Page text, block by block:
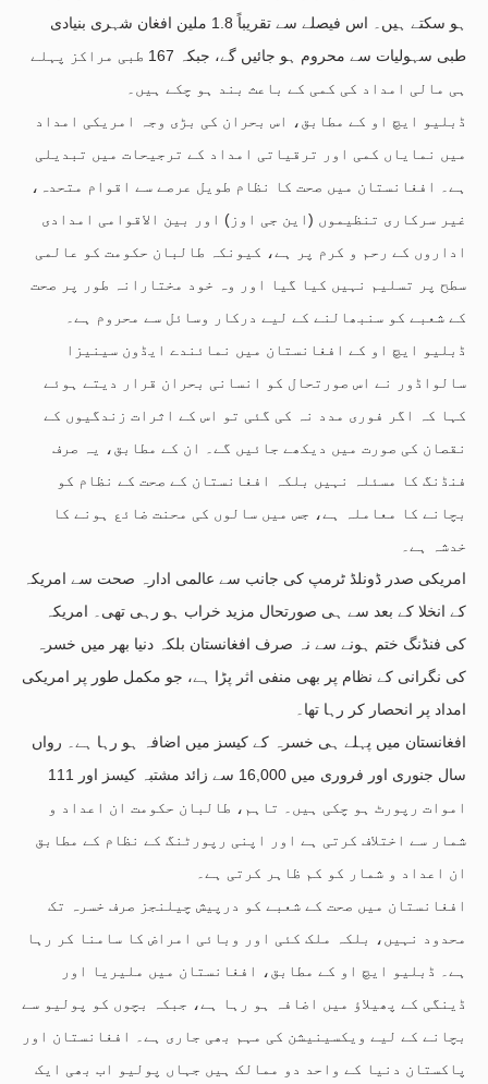
ہو سکتے ہیں۔ اس فیصلے سے تقریباً 1.8 ملین افغان شہری بنیادی
طبی سہولیات سے محروم ہو جائیں گے، جبکہ 167 طبی مراکز پہلے
ہی مالی امداد کی کمی کے باعث بند ہو چکے ہیں۔
ڈبلیو ایچ او کے مطابق، اس بحران کی بڑی وجہ امریکی امداد
میں نمایاں کمی اور ترقیاتی امداد کے ترجیحات میں تبدیلی
ہے۔ افغانستان میں صحت کا نظام طویل عرصے سے اقوام متحدہ،
غیر سرکاری تنظیموں (این جی اوز) اور بین الاقوامی امدادی
اداروں کے رحم و کرم پر ہے، کیونکہ طالبان حکومت کو عالمی
سطح پر تسلیم نہیں کیا گیا اور وہ خود مختارانہ طور پر صحت
کے شعبے کو سنبھالنے کے لیے درکار وسائل سے محروم ہے۔
ڈبلیو ایچ او کے افغانستان میں نمائندے ایڈون سینیزا
سالواڈور نے اس صورتحال کو انسانی بحران قرار دیتے ہوئے
کہا کہ اگر فوری مدد نہ کی گئی تو اس کے اثرات زندگیوں کے
نقصان کی صورت میں دیکھے جائیں گے۔ ان کے مطابق، یہ صرف
فنڈنگ کا مسئلہ نہیں بلکہ افغانستان کے صحت کے نظام کو
بچانے کا معاملہ ہے، جس میں سالوں کی محنت ضائع ہونے کا
خدشہ ہے۔
امریکی صدر ڈونلڈ ٹرمپ کی جانب سے عالمی ادارہ صحت سے امریکہ
کے انخلا کے بعد سے ہی صورتحال مزید خراب ہو رہی تھی۔ امریکہ
کی فنڈنگ ختم ہونے سے نہ صرف افغانستان بلکہ دنیا بھر میں خسرہ
کی نگرانی کے نظام پر بھی منفی اثر پڑا ہے، جو مکمل طور پر امریکی
امداد پر انحصار کر رہا تھا۔
افغانستان میں پہلے ہی خسرہ کے کیسز میں اضافہ ہو رہا ہے۔ رواں
سال جنوری اور فروری میں 16,000 سے زائد مشتبہ کیسز اور 111
اموات رپورٹ ہو چکی ہیں۔ تاہم، طالبان حکومت ان اعداد و
شمار سے اختلاف کرتی ہے اور اپنی رپورٹنگ کے نظام کے مطابق
ان اعداد و شمار کو کم ظاہر کرتی ہے۔
افغانستان میں صحت کے شعبے کو درپیش چیلنجز صرف خسرہ تک
محدود نہیں، بلکہ ملک کئی اور وبائی امراض کا سامنا کر رہا
ہے۔ ڈبلیو ایچ او کے مطابق، افغانستان میں ملیریا اور
ڈینگی کے پھیلاؤ میں اضافہ ہو رہا ہے، جبکہ بچوں کو پولیو سے
بچانے کے لیے ویکسینیشن کی مہم بھی جاری ہے۔ افغانستان اور
پاکستان دنیا کے واحد دو ممالک ہیں جہاں پولیو اب بھی ایک